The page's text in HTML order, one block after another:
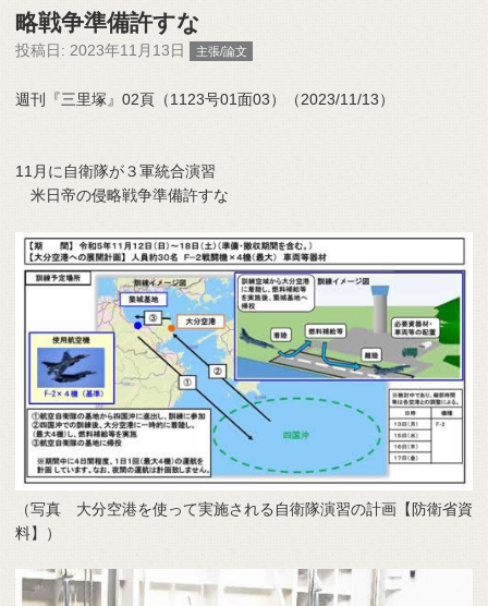
略戦争準備許すな
投稿日: 2023年11月13日 主張/論文
週刊『三里塚』02頁（1123号01面03）（2023/11/13）
11月に自衛隊が３軍統合演習
米日帝の侵略戦争準備許すな
（写真 大分空港を使って実施される自衛隊演習の計画【防衛省資
料】）